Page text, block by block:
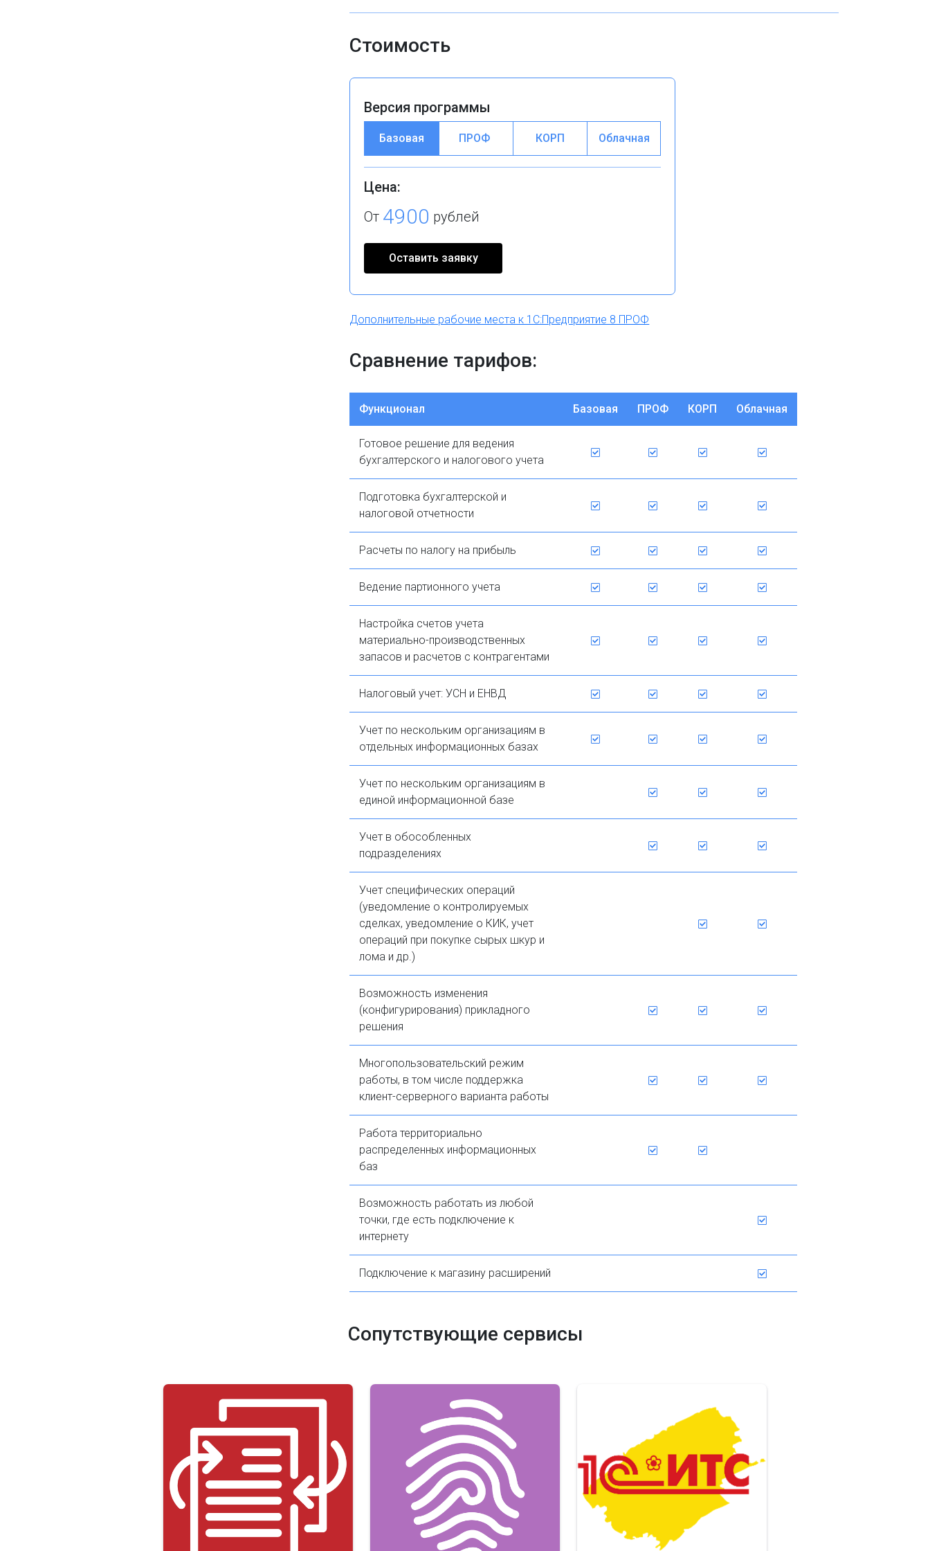
Стоимость
Версия программы
Базовая ПРОФ КОРП Облачная
Цена:
От 4900 рублей
Оставить заявку
Дополнительные рабочие места к 1С:Предприятие 8 ПРОФ
Сравнение тарифов:
Функционал Базовая ПРОФ КОРП Облачная
Готовое решение для ведения
бухгалтерского и налогового учета
Подготовка бухгалтерской и
налоговой отчетности
Расчеты по налогу на прибыль
Ведение партионного учета
Настройка счетов учета
материально-производственных
запасов и расчетов с контрагентами
Налоговый учет: УСН и ЕНВД
Учет по нескольким организациям в
отдельных информационных базах
Учет по нескольким организациям в
единой информационной базе
Учет в обособленных
подразделениях
Учет специфических операций
(уведомление о контролируемых
сделках, уведомление о КИК, учет
операций при покупке сырых шкур и
лома и др.)
Возможность изменения
(конфигурирования) прикладного
решения
Многопользовательский режим
работы, в том числе поддержка
клиент-серверного варианта работы
Работа территориально
распределенных информационных
баз
Возможность работать из любой
точки, где есть подключение к
интернету
Подключение к магазину расширений
Сопутствующие сервисы